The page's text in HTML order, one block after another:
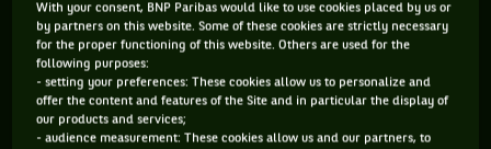
Il y a quelques jours s'est tenu un énième Zoom de
confinement. Certes, le confinement est terminé pour nous,
mais c'est loin d'être le cas pour le reste de la planète. Et
c'est bien là le problème, ma pauvre Lucette ! Durant cette
visioconférence énorme, rassemblant plus de 400 joueurs
With your consent, BNP Paribas would like to use cookies placed by us or
by partners on this website. Some of these cookies are strictly necessary
for the proper functioning of this website. Others are used for the
following purposes:
- setting your preferences: These cookies allow us to personalize and
offer the content and features of the Site and in particular the display of
our products and services;
- audience measurement: These cookies allow us and our partners, to